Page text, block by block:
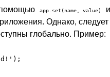
app.set(name, value) и
Однако,
глобально. Пример: